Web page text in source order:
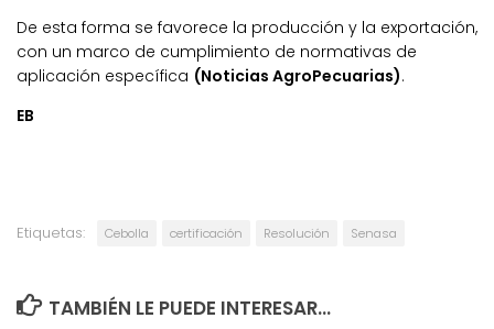
De esta forma se favorece la producción y la exportación,
con un marco de cumplimiento de normativas de
aplicación específica (Noticias AgroPecuarias).
EB
Etiquetas: Cebolla certificación Resolución Senasa
TAMBIÉN LE PUEDE INTERESAR...